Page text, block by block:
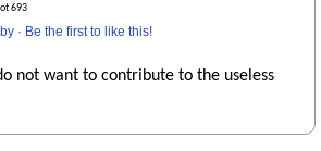
693
· Be the first to like this!
not want to contribute to the useless